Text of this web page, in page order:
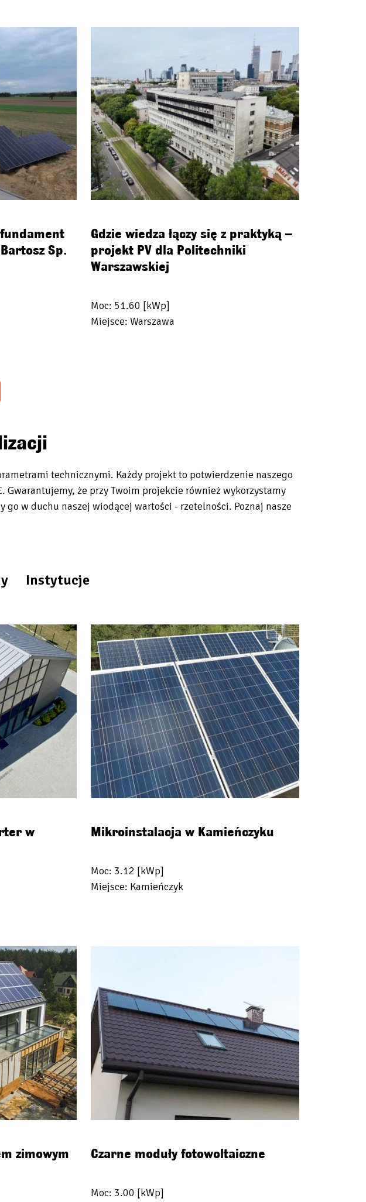
Sp.
Gdzie wiedza łączy się z praktyką –
projekt PV dla Politechniki
Warszawskiej
Moc: 51.60 [kWp]
Miejsce: Warszawa
technicznymi. Każdy projekt to potwierdzenie naszego
że przy Twoim projekcie również wykorzystamy
w duchu naszej wiodącej wartości - rzetelności. Poznaj nasze
Instytucje
w
Mikroinstalacja w Kamieńczyku
Moc: 3.12 [kWp]
Miejsce: Kamieńczyk
zimowym Czarne moduły fotowoltaiczne
Moc: 3.00 [kWp]